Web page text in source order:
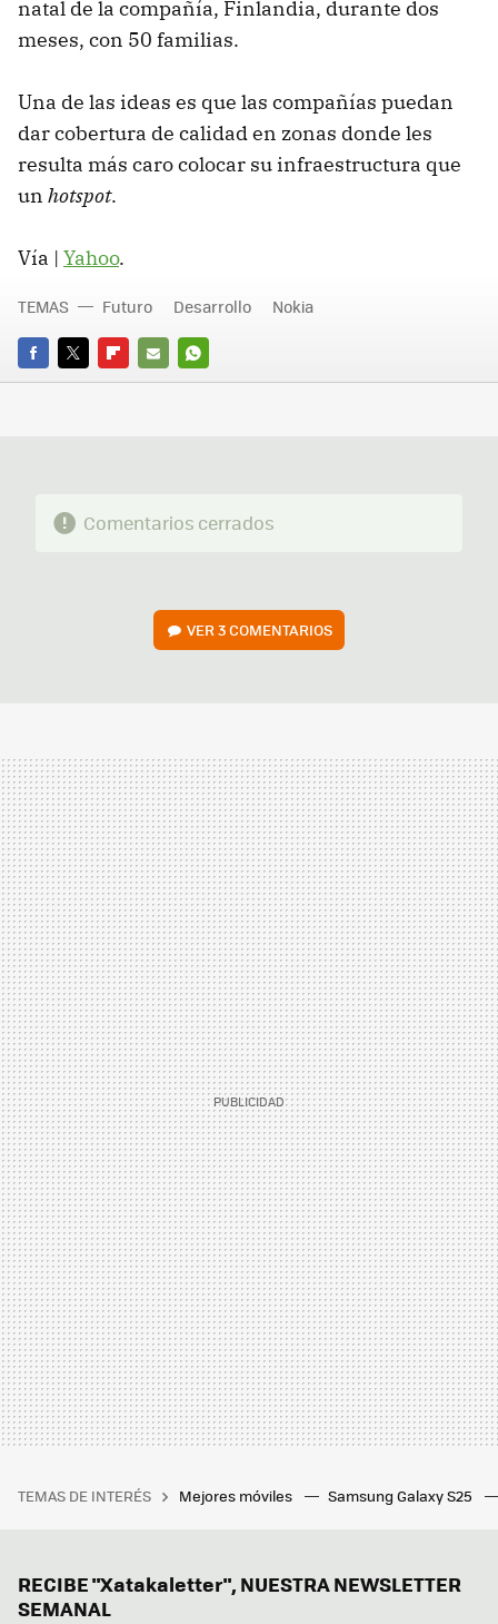
natal de la compañía, Finlandia, durante dos
meses, con 50 familias.
Una de las ideas es que las compañías puedan
dar cobertura de calidad en zonas donde les
resulta más caro colocar su infraestructura que
un hotspot.
Vía | Yahoo.
FACEBOOK
TWITTERFLIPBOARD
E-
WHATSAPP
TEMAS Futuro Desarrollo Nokia
Comentarios cerrados
VER3 COMENTARIOS
TEMAS DE INTERÉS Mejores móviles Samsung Galaxy S25
RECIBE "Xatakaletter", NUESTRA NEWSLETTER
SEMANAL